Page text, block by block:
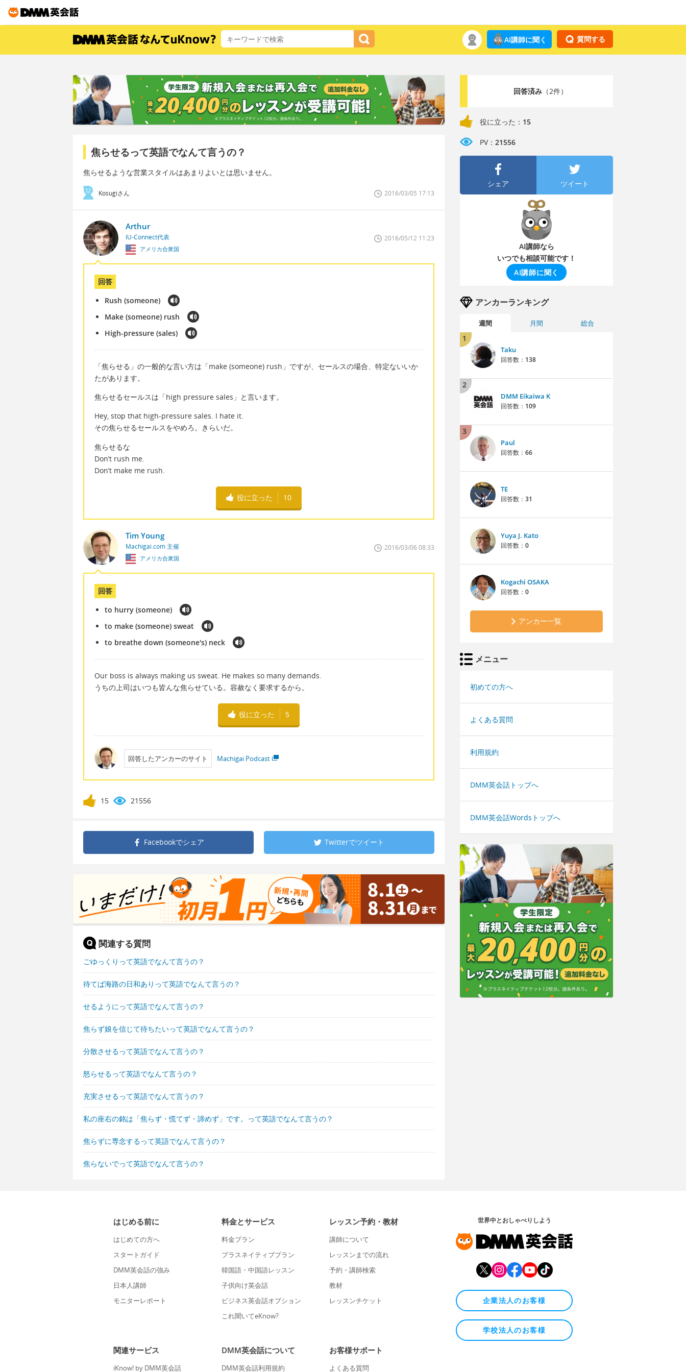
質問する
AI講師に聞く
焦らせるって英語でなんて言うの？
焦らせるような営業スタイルはあまりよいとは思いません。
Kosugiさん 2016/03/05 17:13
Arthur
IU-Connect代表
アメリカ合衆国
2016/05/12 11:23
回答
Rush (someone)
Make (someone) rush
High-pressure (sales)
「焦らせる」の一般的な言い方は「make (someone) rush」ですが、セールスの場合、特定ないいか
たがあります。
焦らせるセールスは「high pressure sales」と言います。
Hey, stop that high-pressure sales. I hate it.
その焦らせるセールスをやめろ。きらいだ。
焦らせるな
Don’t rush me.
Don’t make me rush.
役に立った 10
Tim Young
Machigai.com 主催
アメリカ合衆国
2016/03/06 08:33
回答
to hurry (someone)
to make (someone) sweat
to breathe down (someone's) neck
Our boss is always making us sweat. He makes so many demands.
うちの上司はいつも皆んな焦らせている。容赦なく要求するから。
役に立った 5
回答したアンカーのサイト Machigai Podcast
15 21556
Facebookでシェア Twitterでツイート
関連する質問
ごゆっくりって英語でなんて言うの？
待てば海路の日和ありって英語でなんて言うの？
せるようにって英語でなんて言うの？
焦らず娘を信じて待ちたいって英語でなんて言うの？
分散させるって英語でなんて言うの？
怒らせるって英語でなんて言うの？
充実させるって英語でなんて言うの？
私の座右の銘は「焦らず・慌てず・諦めず」です。って英語でなんて言うの？
焦らずに専念するって英語でなんて言うの？
焦らないでって英語でなんて言うの？
回答済み（2件）
役に立った： 15
PV： 21556
シェア ツイート
AI講師なら
いつでも相談可能です！
AI講師に聞く
アンカーランキング
週間 月間 総合
1
Taku
回答数： 138
2
DMM Eikaiwa K
回答数： 109
3
Paul
回答数： 66
TE
回答数： 31
Yuya J. Kato
回答数： 0
Kogachi OSAKA
回答数： 0
アンカー一覧
メニュー
初めての方へ
よくある質問
利用規約
DMM英会話トップへ
DMM英会話Wordsトップへ
はじめる前に
はじめての方へ
スタートガイド
DMM英会話の強み
日本人講師
モニターレポート
料金とサービス
料金プラン
プラスネイティブプラン
韓国語・中国語レッスン
子供向け英会話
ビジネス英会話オプション
これ聞いてeKnow?
レッスン予約・教材
講師について
レッスンまでの流れ
予約・講師検索
教材
レッスンチケット
関連サービス
iKnow! by DMM英会話
DMM英会話について
DMM英会話利用規約
お客様サポート
よくある質問
世界中とおしゃべりしよう
企業法人のお客様
学校法人のお客様